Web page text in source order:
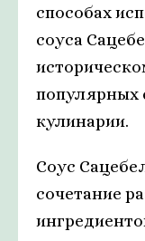
способах
соуса
популярных
кулинарии.
Соус
сочетание